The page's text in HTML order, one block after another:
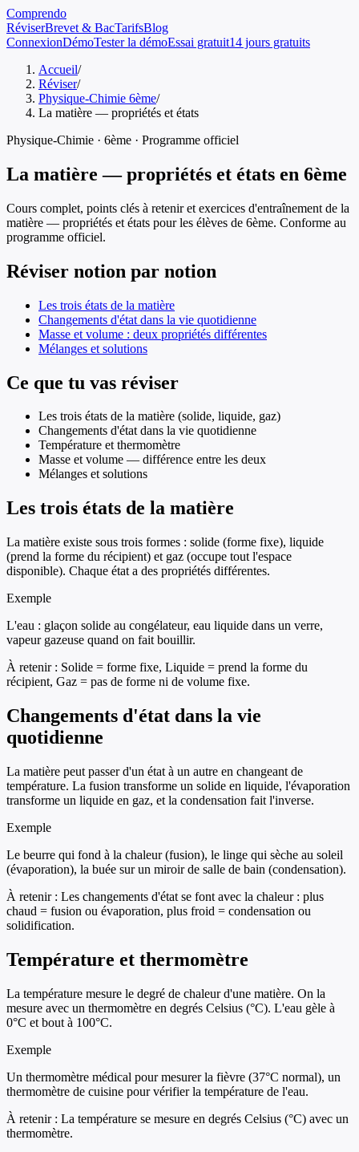
Comprendo
RéviserBrevet & BacTarifsBlog
ConnexionDémoTester la démoEssai gratuit14 jours gratuits
Accueil/
Réviser/
Physique-Chimie 6ème/
La matière — propriétés et états
Physique-Chimie · 6ème · Programme officiel
La matière — propriétés et états en 6ème
Cours complet, points clés à retenir et exercices d'entraînement de la
matière — propriétés et états pour les élèves de 6ème. Conforme au
programme officiel.
Réviser notion par notion
Les trois états de la matière
Changements d'état dans la vie quotidienne
Masse et volume : deux propriétés différentes
Mélanges et solutions
Ce que tu vas réviser
Les trois états de la matière (solide, liquide, gaz)
Changements d'état dans la vie quotidienne
Température et thermomètre
Masse et volume — différence entre les deux
Mélanges et solutions
Les trois états de la matière
La matière existe sous trois formes : solide (forme fixe), liquide
(prend la forme du récipient) et gaz (occupe tout l'espace
disponible). Chaque état a des propriétés différentes.
Exemple
L'eau : glaçon solide au congélateur, eau liquide dans un verre,
vapeur gazeuse quand on fait bouillir.
À retenir : Solide = forme fixe, Liquide = prend la forme du
récipient, Gaz = pas de forme ni de volume fixe.
Changements d'état dans la vie
quotidienne
La matière peut passer d'un état à un autre en changeant de
température. La fusion transforme un solide en liquide, l'évaporation
transforme un liquide en gaz, et la condensation fait l'inverse.
Exemple
Le beurre qui fond à la chaleur (fusion), le linge qui sèche au soleil
(évaporation), la buée sur un miroir de salle de bain (condensation).
À retenir : Les changements d'état se font avec la chaleur : plus
chaud = fusion ou évaporation, plus froid = condensation ou
solidification.
Température et thermomètre
La température mesure le degré de chaleur d'une matière. On la
mesure avec un thermomètre en degrés Celsius (°C). L'eau gèle à
0°C et bout à 100°C.
Exemple
Un thermomètre médical pour mesurer la fièvre (37°C normal), un
thermomètre de cuisine pour vérifier la température de l'eau.
À retenir : La température se mesure en degrés Celsius (°C) avec un
thermomètre.